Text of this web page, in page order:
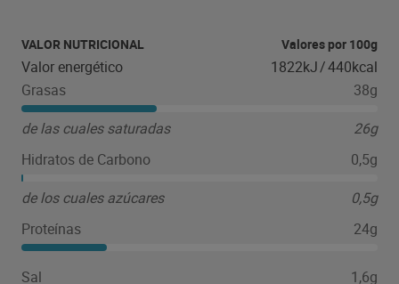
VALOR NUTRICIONAL Valores por 100g
Valor energético 1822kJ/440kcal
Grasas
38g
de las cuales saturadas
26g
Hidratos de Carbono
0,5g
de los cuales azúcares
0,5g
Proteínas
24g
Sal 1,6g